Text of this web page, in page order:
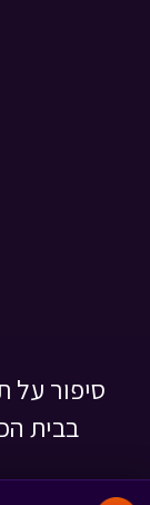
סיפור על
בבית